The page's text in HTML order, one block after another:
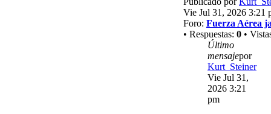
Vie Jul 31, 2026 3:21
Foro: Fuerza Aérea
• Respuestas: 0 •
Último
mensajepor
Kurt_Steiner
Vie Jul 31,
2026 3:21
pm